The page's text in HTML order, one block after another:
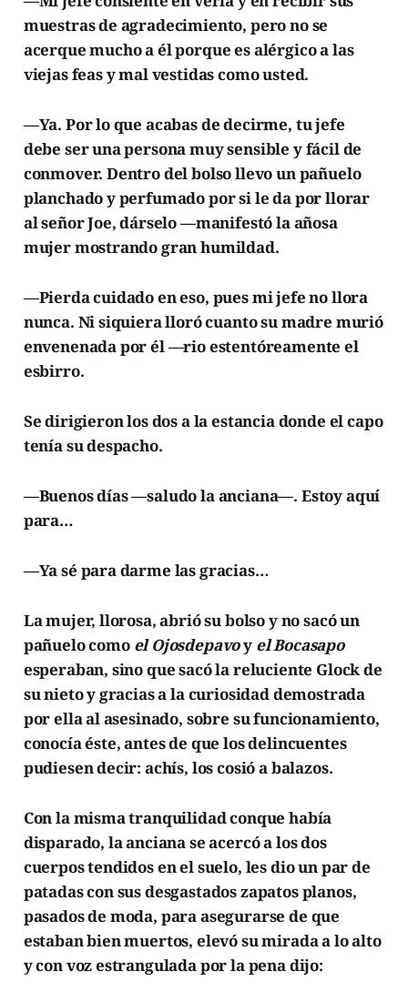
muestras de agradecimiento, pero no se
acerque mucho a él porque es alérgico a las
viejas feas y mal vestidas como usted.
—Ya. Por lo que acabas de decirme, tu jefe
debe ser una persona muy sensible y fácil de
conmover. Dentro del bolso llevo un pañuelo
planchado y perfumado por si le da por llorar
al señor Joe, dárselo —manifestó la añosa
mujer mostrando gran humildad.
—Pierda cuidado en eso, pues mi jefe no llora
nunca. Ni siquiera lloró cuanto su madre murió
envenenada por él —rio estentóreamente el
esbirro.
Se dirigieron los dos a la estancia donde el capo
tenía su despacho.
—Buenos días —saludo la anciana—. Estoy aquí
para…
—Ya sé para darme las gracias…
La mujer, llorosa, abrió su bolso y no sacó un
pañuelo como el Ojosdepavoy el Bocasapo
esperaban, sino que sacó la reluciente Glock de
su nieto y gracias a la curiosidad demostrada
por ella al asesinado, sobre su funcionamiento,
conocía éste, antes de que los delincuentes
pudiesen decir: achís, los cosió a balazos.
Con la misma tranquilidad conque había
disparado, la anciana se acercó a los dos
cuerpos tendidos en el suelo, les dio un par de
patadas con sus desgastados zapatos planos,
pasados de moda, para asegurarse de que
estaban bien muertos, elevó su mirada a lo alto
y con voz estrangulada por la pena dijo: